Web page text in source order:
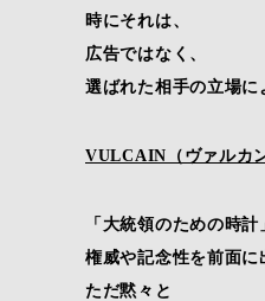
時にそれは、
広告ではなく、
選ばれた相手の立場に
VULCAIN（ヴァルカ
「大統領のための時
権威や記念性を前面に
ただ黙々と